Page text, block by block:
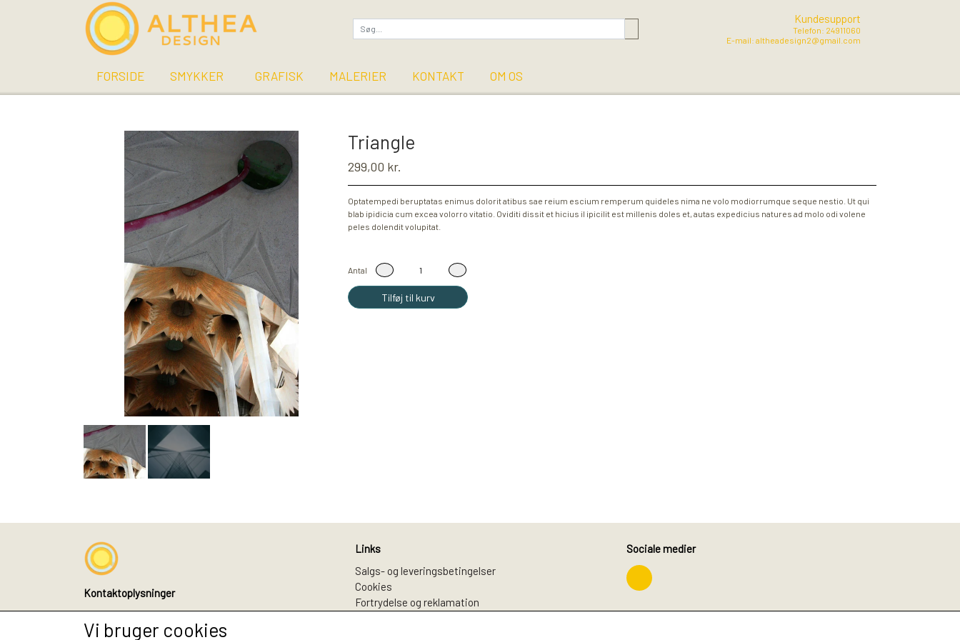
Kundesupport
Telefon: 24911060
E-mail: altheadesign2@gmail.com
FORSIDE SMYKKER GRAFISK MALERIER KONTAKT OM OS
Triangle
299,00 kr.
Optatempedi beruptatas enimus dolorit atibus sae reium escium remperum quideles nima ne volo modiorrumque seque nestio. Ut qui
blab ipidicia cum excea volorro vitatio. Oviditi dissit et hicius il ipicilit est millenis doles et, autas expedicius natures ad molo odi volene
peles dolendit volupitat.
Antal
Tilføj til kurv
Kontaktoplysninger
Althea Design
Tingskrivervej 21, 4.tv
Links
Salgs- og leveringsbetingelser
Cookies
Fortrydelse og reklamation
Sociale medier
Vi bruger cookies